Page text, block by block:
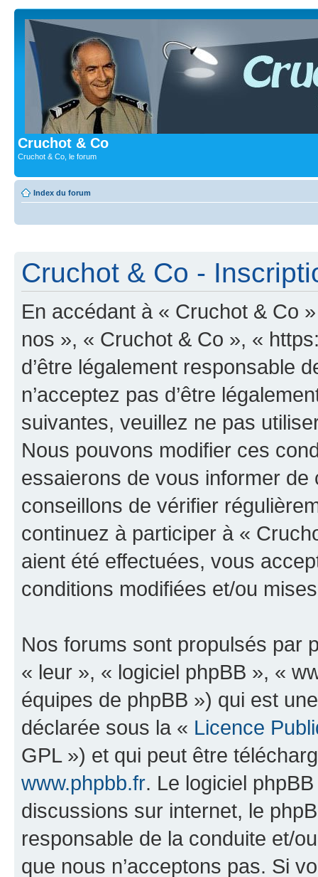
Cruchot & Co
Cruchot & Co, le forum
Index du forum
Cruchot & Co -
En accédant à « Cruchot & Co
nos », « Cruchot & Co », «
d’être légalement responsable
n’acceptez pas d’être
suivantes, veuillez ne pas
Nous pouvons modifier ces
essaierons de vous informer
conseillons de vérifier
continuez à participer à «
aient été effectuées, vous
conditions modifiées et/ou
Nos forums sont propulsés par
« leur », « logiciel phpBB », «
équipes de phpBB ») qui est
déclarée sous la « Licence
GPL ») et qui peut être
www.phpbb.fr. Le logiciel
discussions sur internet, le
responsable de la conduite et/
que nous n’acceptons pas. Si